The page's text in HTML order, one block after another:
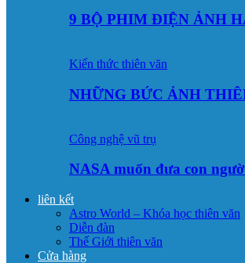
9 BỘ PHIM ĐIỆN ẢNH
Kiến thức thiên văn
NHỮNG BỨC ẢNH
Công nghệ vũ trụ
NASA muốn đưa con
liên kết
Astro World – Khóa học thiên văn
Diễn đàn
Thế Giới thiên văn
Cửa hàng